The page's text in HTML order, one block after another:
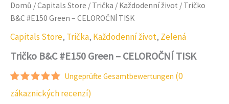
Domů /Capitals Store / Trička / Každodenní život / Tričko
B&C #E150 Green – CELOROČNÍ TISK
Capitals Store, Trička, Každodenní život, Zelená
Tričko B&C #E150 Green – CELOROČNÍ TISK
Hodnocení:
5.00z 5 na
Ungeprüfte Gesamtbewertungen (0
zákaznických recenzí)